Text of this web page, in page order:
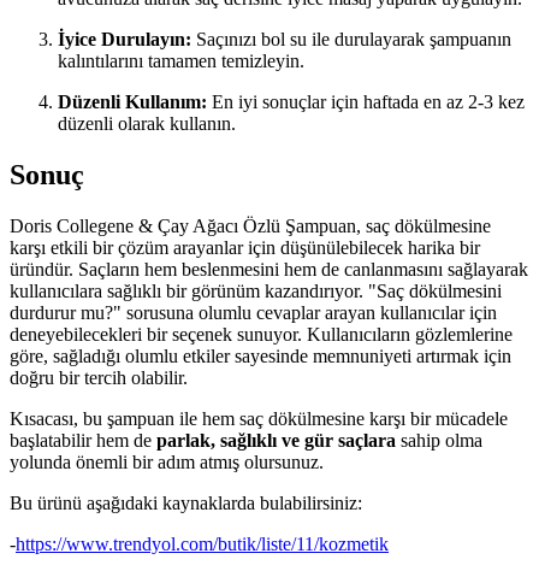
İyice Durulayın: Saçınızı bol su ile durulayarak şampuanın
kalıntılarını tamamen temizleyin.
Düzenli Kullanım: En iyi sonuçlar için haftada en az 2-3 kez
düzenli olarak kullanın.
Sonuç
Doris Collegene & Çay Ağacı Özlü Şampuan, saç dökülmesine
karşı etkili bir çözüm arayanlar için düşünülebilecek harika bir
üründür. Saçların hem beslenmesini hem de canlanmasını sağlayarak
kullanıcılara sağlıklı bir görünüm kazandırıyor. "Saç dökülmesini
durdurur mu?" sorusuna olumlu cevaplar arayan kullanıcılar için
deneyebilecekleri bir seçenek sunuyor. Kullanıcıların gözlemlerine
göre, sağladığı olumlu etkiler sayesinde memnuniyeti artırmak için
doğru bir tercih olabilir.
Kısacası, bu şampuan ile hem saç dökülmesine karşı bir mücadele
başlatabilir hem de parlak, sağlıklı ve gür saçlara sahip olma
yolunda önemli bir adım atmış olursunuz.
Bu ürünü aşağıdaki kaynaklarda bulabilirsiniz:
-https://www.trendyol.com/butik/liste/11/kozmetik